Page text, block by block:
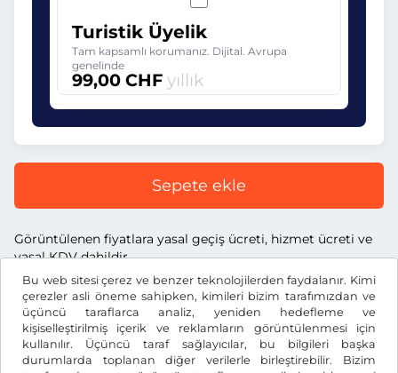
Bu web sitesi çerez ve benzer teknolojilerden faydalanır. Kimi
çerezler asli öneme sahipken, kimileri bizim tarafımızdan ve
üçüncü taraflarca analiz, yeniden hedefleme ve
kişiselleştirilmiş içerik ve reklamların görüntülenmesi için
kullanılır. Üçüncü taraf sağlayıcılar, bu bilgileri başka
durumlarda toplanan diğer verilerle birleştirebilir. Bizim
Turistik Üyelik
Tam kapsamlı korumanız. Dijital. Avrupa
genelinde
99,00 CHF yıllık
Sepete ekle
Görüntülenen fiyatlara yasal geçiş ücreti, hizmet ücreti ve
yasal KDV dahildir.
CHF